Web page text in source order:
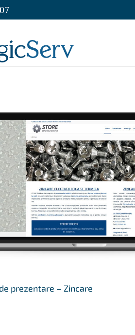
prezentare – Zincare